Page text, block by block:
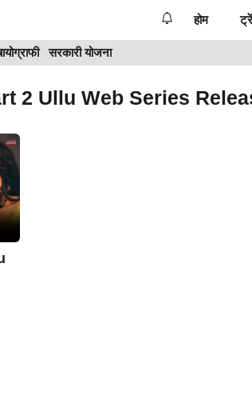
होम
सरकारी योजना
2 Ullu Web Series